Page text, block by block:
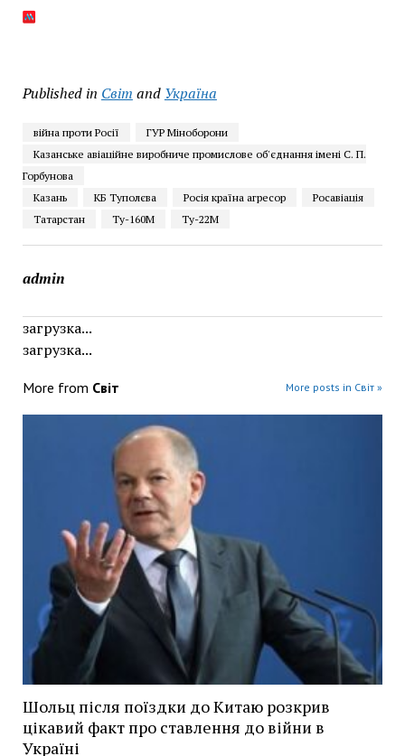
Published in Світ and Україна
війна проти Росії
ГУР Міноборони
Казанське авіаційне виробниче промислове об'єднання імені С. П.
Горбунова
Казань
КБ Туполєва Росія країна агресор
Росавіація
Татарстан
Ту-160М Ту-22М
admin
загрузка...
загрузка...
More from Світ More posts in Світ »
Шольц після поїздки до Китаю розкрив
цікавий факт про ставлення до війни в
Україні